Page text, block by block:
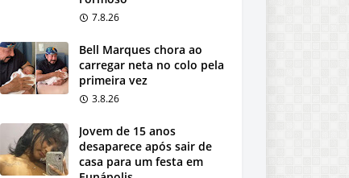
7.8.26
Bell Marques chora ao
carregar neta no colo pela
primeira vez
3.8.26
Jovem de 15 anos
desaparece após sair de
casa para um festa em